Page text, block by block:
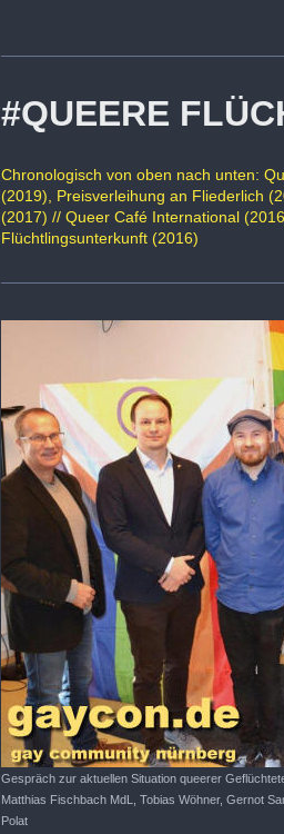
#QUEERE
Chronologisch von oben nach unten:
(2019), Preisverleihung an Fliederlich
(2017) // Queer Café International
Flüchtlingsunterkunft (2016)
Gespräch zur aktuellen Situation queerer
Matthias Fischbach MdL, Tobias Wöhner, Gernot
Polat